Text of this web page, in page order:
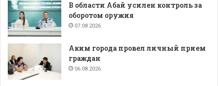
В области Абай усилен контроль за
оборотом оружия
07.08.2026
Аким города провел личный прием
граждан
06.08.2026